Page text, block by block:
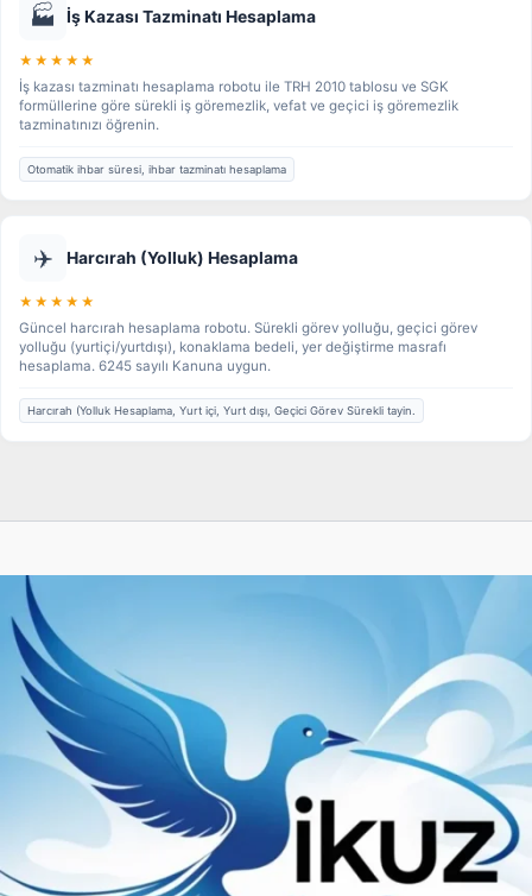
🏭 İş Kazası Tazminatı Hesaplama
★★★★★
İş kazası tazminatı hesaplama robotu ile TRH 2010 tablosu ve SGK
formüllerine göre sürekli iş göremezlik, vefat ve geçici iş göremezlik
tazminatınızı öğrenin.
Otomatik ihbar süresi, ihbar tazminatı hesaplama
✈️ Harcırah (Yolluk) Hesaplama
★★★★★
Güncel harcırah hesaplama robotu. Sürekli görev yolluğu, geçici görev
yolluğu (yurtiçi/yurtdışı), konaklama bedeli, yer değiştirme masrafı
hesaplama. 6245 sayılı Kanuna uygun.
Harcırah (Yolluk Hesaplama, Yurt içi, Yurt dışı, Geçici Görev Sürekli tayin.